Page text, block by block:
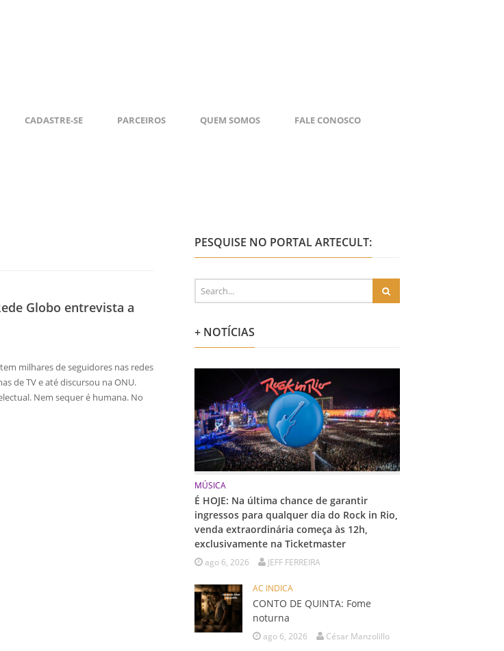
CADASTRE-SE PARCEIROS QUEM SOMOS FALE CONOSCO
Globo entrevista a
milhares de seguidores nas redes
de TV e até discursou na ONU.
Nem sequer é humana. No
PESQUISE NO PORTAL ARTECULT:
+ NOTÍCIAS
MÚSICA
É HOJE: Na última chance de garantir
ingressos para qualquer dia do Rock in Rio,
venda extraordinária começa às 12h,
exclusivamente na Ticketmaster
ago 6, 2026 JEFF FERREIRA
AC INDICA
CONTO DE QUINTA: Fome
noturna
ago 6, 2026 César Manzolillo